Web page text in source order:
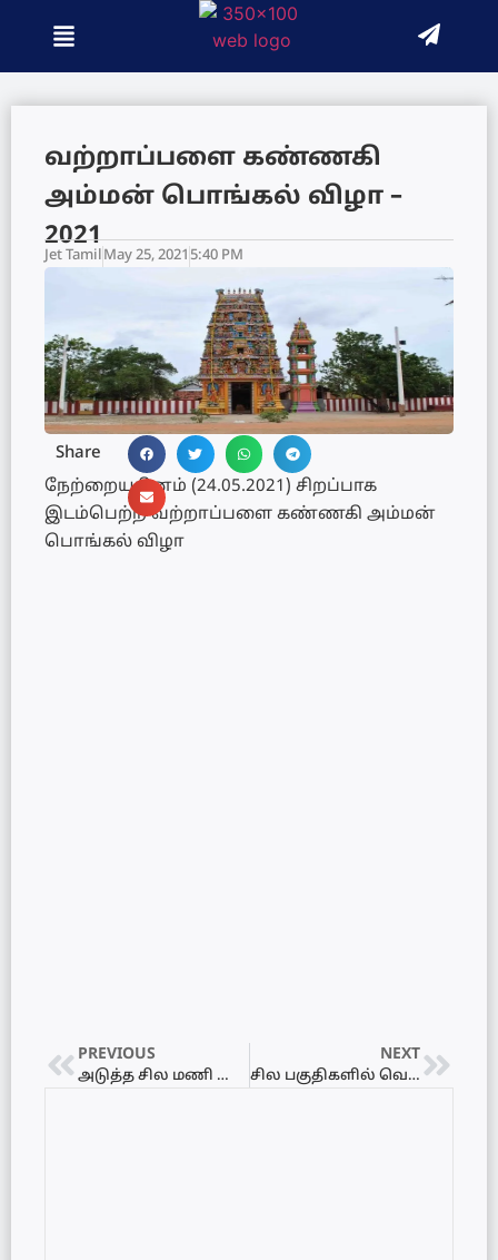
வற்றாப்பளை கண்ணகி
அம்மன் பொங்கல் விழா –
2021
Jet TamilMay 25, 2021 5:40 PM
Share
நேற்றையதினம் (24.05.2021) சிறப்பாக
இடம்பெற்ற வற்றாப்பளை கண்ணகி அம்மன்
பொங்கல் விழா
PREVIOUS
அடுத்த சில மணி நேரங்களில் கடும் சூறாவளி ஏற்படும் வாய்ப்பு!
NEXT
சில பகுதிகளில் வெள்ளப்பெருக்கு ஏற்படும் அபாயம்!